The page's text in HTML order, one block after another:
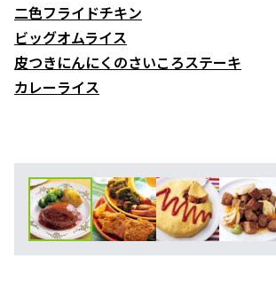
二色フライドチキン
ビッグオムライス
皮つきにんにくのさいころステーキ
カレーライス